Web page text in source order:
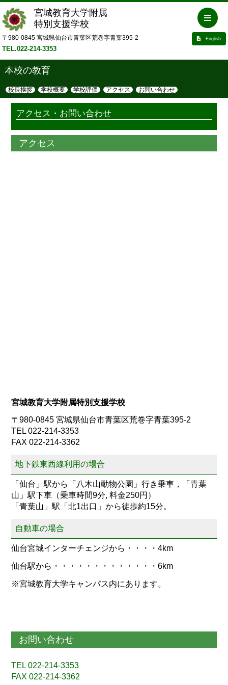
宮城教育大学附属
特別支援学校
English
〒980-0845 宮城県仙台市青葉区荒巻字青葉395-2
TEL.022-214-3353
本校の教育
校長挨拶 学校概要 学校評価 アクセス お問い合わせ
アクセス・お問い合わせ
アクセス
宮城教育大学附属特別支援学校
〒980-0845 宮城県仙台市青葉区荒巻字青葉395-2
TEL 022-214-3353
FAX 022-214-3362
地下鉄東西線利用の場合
「仙台」駅から「八木山動物公園」行き乗車，「青葉
山」駅下車（乗車時間9分, 料金250円）
「青葉山」駅「北1出口」から徒歩約15分。
自動車の場合
仙台宮城インターチェンジから・・・・4km
仙台駅から・・・・・・・・・・・・・6km
※宮城教育大学キャンパス内にあります。
お問い合わせ
TEL 022-214-3353
FAX 022-214-3362